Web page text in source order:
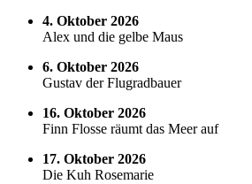
4. Oktober 2026
Alex und die gelbe Maus
6. Oktober 2026
Gustav der Flugradbauer
16. Oktober 2026
Finn Flosse räumt das Meer auf
17. Oktober 2026
Die Kuh Rosemarie